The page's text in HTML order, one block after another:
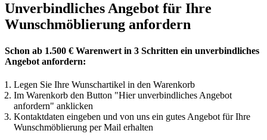
Unverbindliches Angebot für Ihre
Wunschmöblierung anfordern
Schon ab 1.500 € Warenwert in 3 Schritten ein unverbindliches
Angebot anfordern:
Legen Sie Ihre Wunschartikel in den Warenkorb
Im Warenkorb den Button "Hier unverbindliches Angebot
anfordern" anklicken
Kontaktdaten eingeben und von uns ein gutes Angebot für Ihre
Wunschmöblierung per Mail erhalten